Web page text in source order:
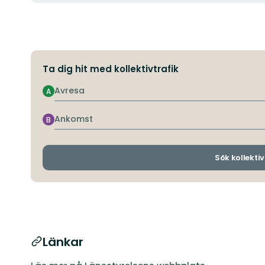
Ta dig hit med kollektivtrafik
Avresa
A
Ankomst
B
Sök
Länkar